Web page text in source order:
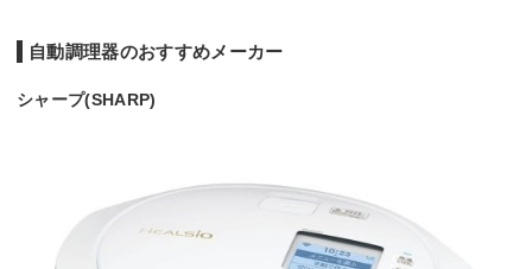
自動調理器のおすすめメーカー
シャープ(SHARP)